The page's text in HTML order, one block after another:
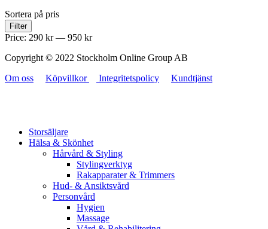
Sortera på pris
Filter
Price: 290 kr— 950 kr
Copyright © 2022 Stockholm Online Group AB
Om oss
Köpvillkor Integritetspolicy Kundtjänst
Storsäljare
Hälsa & Skönhet
Hårvård & Styling
Stylingverktyg
Rakapparater & Trimmers
Hud- & Ansiktsvård
Personvård
Hygien
Massage